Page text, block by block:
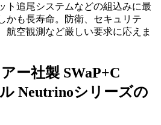
ト追尾システムなどの組込みに最
かも長寿命。防衛、セキュリテ
航空観測など厳しい要求に応えま
ー社製 SWaP+C
Neutrinoシリーズの